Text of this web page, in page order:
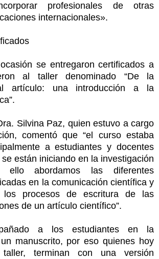
profesionales de otras
internacionales».
se entregaron certificados a
al taller denominado “De la
artículo: una introducción a la
Silvina Paz, quien estuvo a cargo
comentó que “el curso estaba
a estudiantes y docentes
están iniciando en la investigación
ello abordamos las diferentes
en la comunicación científica y
los procesos de escritura de las
de un artículo científico”.
a los estudiantes en la
manuscrito, por eso quienes hoy
terminan con una versión